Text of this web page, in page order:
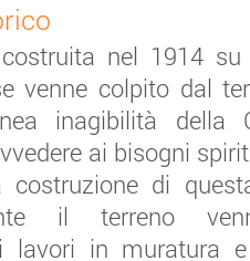
nel 1914
venne colpito dal
inagibilità della
ai bisogni
di
il terreno
lavori in muratura